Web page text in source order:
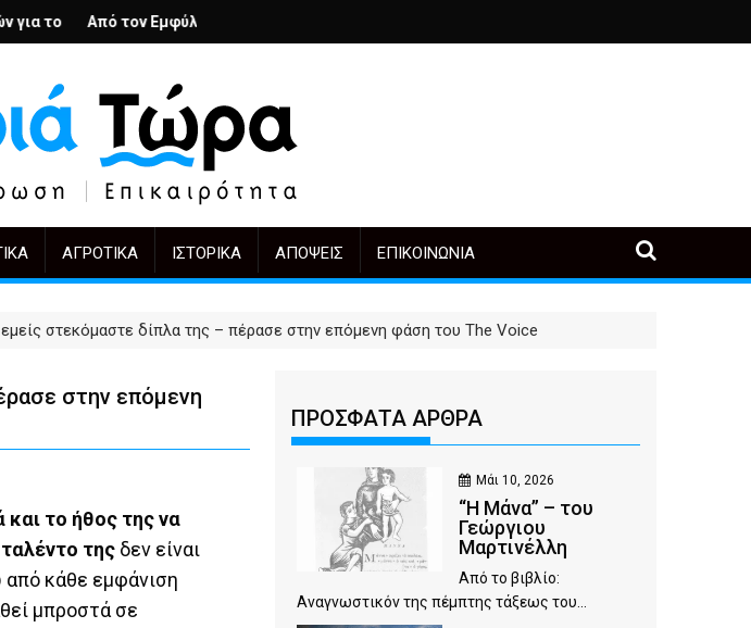
στη λήθη
Ολικής Φροντίδας στην Καστοριά
στην Πόλωση: το ίδιο έργο, άλλοι πρωταγωνιστές
KIFF 51: Η εικόνα μετά την αγορά
ΑΓΡΟΤΙΚΆ ΙΣΤΟΡΙΚΆ ΑΠΌΨΕΙΣ ΕΠΙΚΟΙΝΩΝΊΑ
στεκόμαστε δίπλα της – πέρασε στην επόμενη φάση του The Voice
στην επόμενη
το ήθος της να
της δεν είναι
από κάθε εμφάνιση
μπροστά σε
ΠΡΟΣΦΑΤΑ ΑΡΘΡΑ
Μάι 10, 2026
“Η Μάνα” – του
Γεώργιου
Μαρτινέλλη
Από το βιβλίο:
Αναγνωστικόν της πέμπτης τάξεως του...